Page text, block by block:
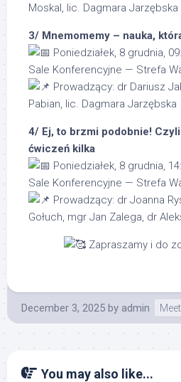
Moskal, lic. Dagmara Jarzębska
3/ Mnemomemy – nauka,
Poniedziałek, 8 grudnia,
Sale Konferencyjne — Strefa
Prowadzący: dr Dariusz
Pabian, lic. Dagmara Jarzębska
4/ Ej, to brzmi podobnie!
ćwiczeń kilka
Poniedziałek, 8 grudnia,
Sale Konferencyjne — Strefa
Prowadzący: dr Joanna
Gołuch, mgr Jan Zalega, dr
Zapraszamy i do
December 3, 2025 by admin
You may also like...